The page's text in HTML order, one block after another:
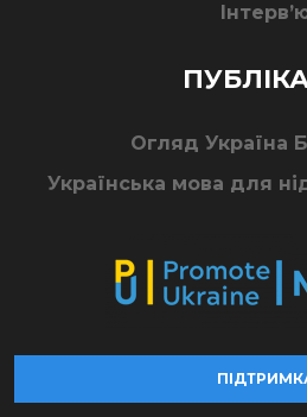
Огляд Україна
Українська мова для